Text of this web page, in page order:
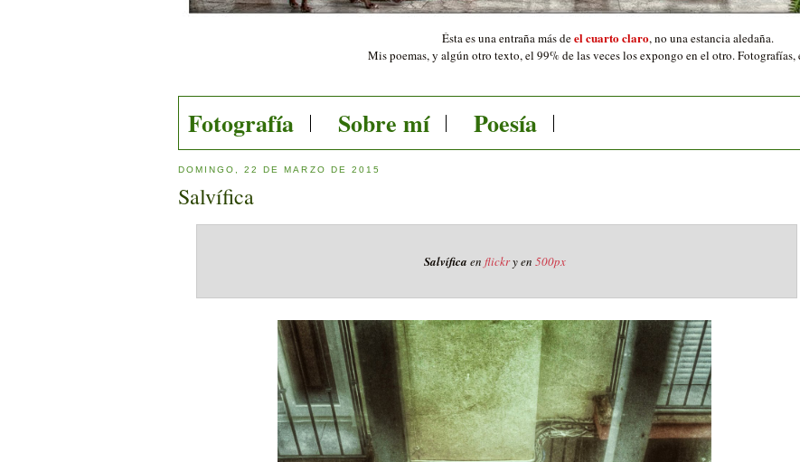
Ésta es una entraña más deel cuarto claro,no una estancia aledaña.
Mis poemas, y algún otro texto, el 99% de las veces los expongo en el otro. Fotografías,
Fotografía Sobre mí Poesía
DOMINGO, 22 DE MARZO DE 2015
Salvífica
Salvífica en flickry en 500px